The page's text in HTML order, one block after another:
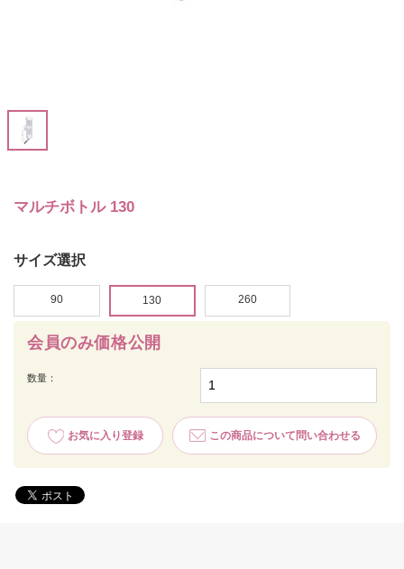
マルチボトル 130
会員のみ価格公開
数量：
お気に入り登録 この商品について問い合わせる
サイズ選択
90 130 260